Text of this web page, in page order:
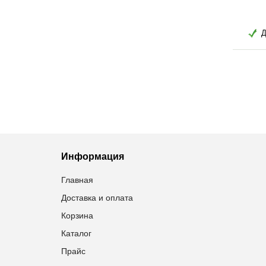
Информация
Главная
Доставка и оплата
Корзина
Каталог
Прайс